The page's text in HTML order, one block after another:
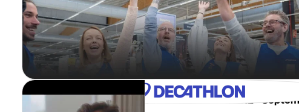
Grant Thornton
Junior Tax Advisor - NL -